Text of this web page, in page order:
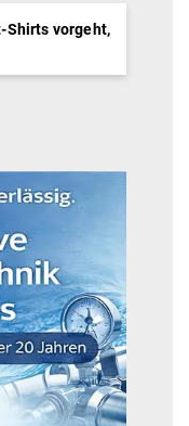
Shirts vorgeht,